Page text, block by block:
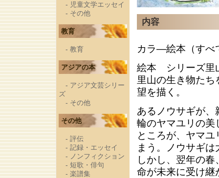
内容
カラ―絵本（すべ
絵本 シリーズ里
里山の生き物た
望を描く。
あるノウサギが
輪のヤマユリの美
ところが、ヤマ
まう。ノウサギ
しかし、翌年の
命が未来に受け継
- 児童文学エッセイ
- その他
教育
- 教育
アジアの本
- アジア文芸シリー
ズ
- その他
その他
- 評伝
- 記録・エッセイ
- ノンフィクション
- 短歌・俳句
- 楽譜集